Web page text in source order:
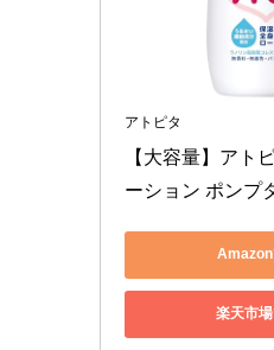
アトピタ
【大容量】アト
ーション ポンプ
Amazon
楽天市